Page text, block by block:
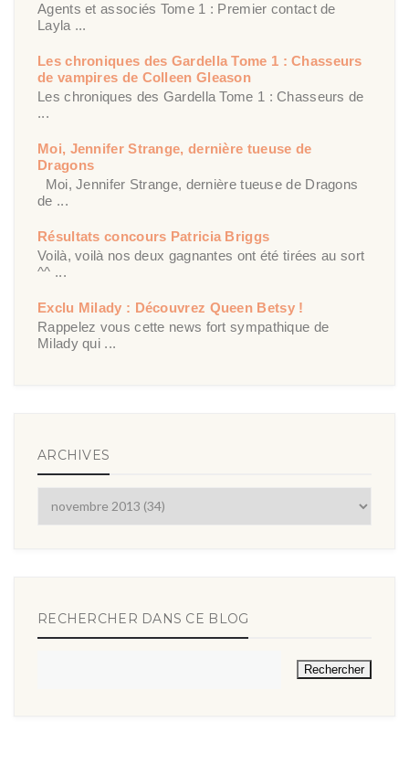
Agents et associés Tome 1 : Premier contact de
Layla ...
Les chroniques des Gardella Tome 1 : Chasseurs
de vampires de Colleen Gleason
Les chroniques des Gardella Tome 1 : Chasseurs de
...
Moi, Jennifer Strange, dernière tueuse de
Dragons
Moi, Jennifer Strange, dernière tueuse de Dragons
de ...
Résultats concours Patricia Briggs
Voilà, voilà nos deux gagnantes ont été tirées au sort
^^ ...
Exclu Milady : Découvrez Queen Betsy !
Rappelez vous cette news fort sympathique de
Milady qui ...
ARCHIVES
RECHERCHER DANS CE BLOG